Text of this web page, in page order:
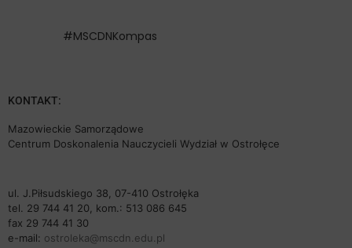
#MSCDNKompas
KONTAKT:
Mazowieckie Samorządowe
Centrum Doskonalenia Nauczycieli Wydział w Ostrołęce
ul. J.Piłsudskiego 38, 07-410 Ostrołęka
tel. 29 744 41 20, kom.: 513 086 645
fax 29 744 41 30
e-mail: ostroleka@mscdn.edu.pl